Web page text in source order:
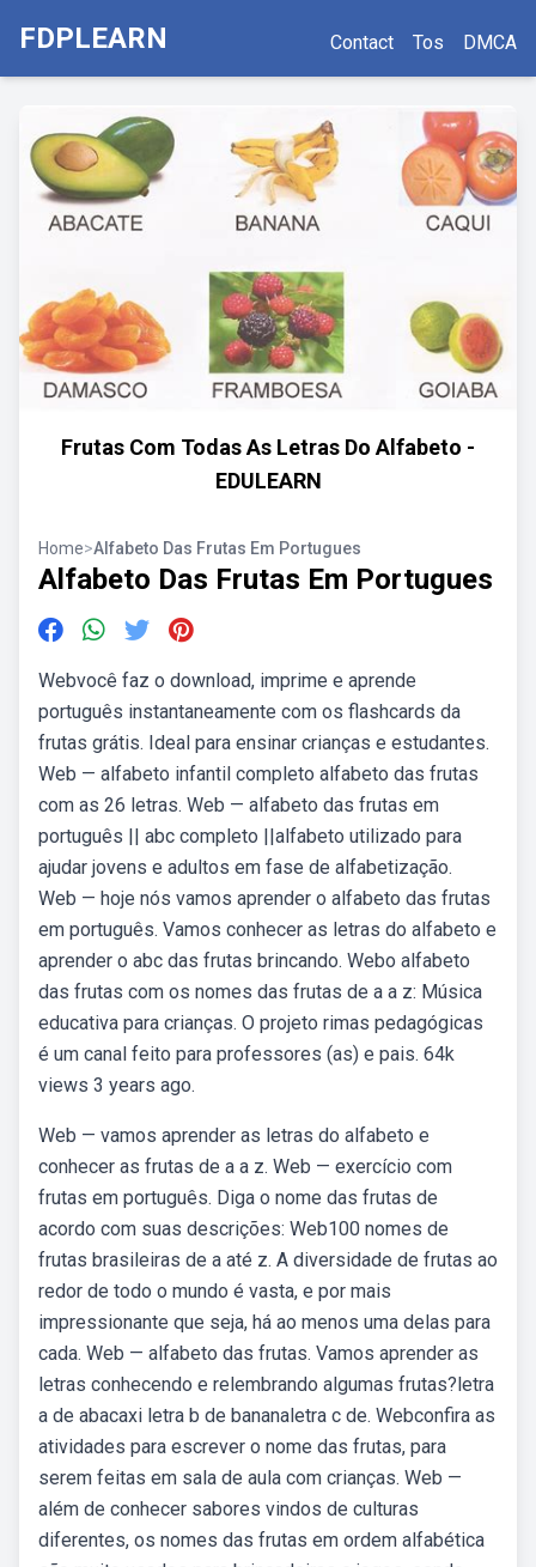
FDPLEARN Contact Tos DMCA
Frutas Com Todas As Letras Do Alfabeto -
EDULEARN
Home>Alfabeto Das Frutas Em Portugues
Alfabeto Das Frutas Em Portugues
Webvocê faz o download, imprime e aprende
português instantaneamente com os flashcards da
frutas grátis. Ideal para ensinar crianças e estudantes.
Web — alfabeto infantil completo alfabeto das frutas
com as 26 letras. Web — alfabeto das frutas em
português || abc completo ||alfabeto utilizado para
ajudar jovens e adultos em fase de alfabetização.
Web — hoje nós vamos aprender o alfabeto das frutas
em português. Vamos conhecer as letras do alfabeto e
aprender o abc das frutas brincando. Webo alfabeto
das frutas com os nomes das frutas de a a z: Música
educativa para crianças. O projeto rimas pedagógicas
é um canal feito para professores (as) e pais. 64k
views 3 years ago.
Web — vamos aprender as letras do alfabeto e
conhecer as frutas de a a z. Web — exercício com
frutas em português. Diga o nome das frutas de
acordo com suas descrições: Web100 nomes de
frutas brasileiras de a até z. A diversidade de frutas ao
redor de todo o mundo é vasta, e por mais
impressionante que seja, há ao menos uma delas para
cada. Web — alfabeto das frutas. Vamos aprender as
letras conhecendo e relembrando algumas frutas?letra
a de abacaxi letra b de bananaletra c de. Webconfira as
atividades para escrever o nome das frutas, para
serem feitas em sala de aula com crianças. Web —
além de conhecer sabores vindos de culturas
diferentes, os nomes das frutas em ordem alfabética